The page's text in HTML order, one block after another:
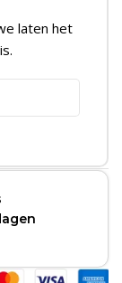
laten het